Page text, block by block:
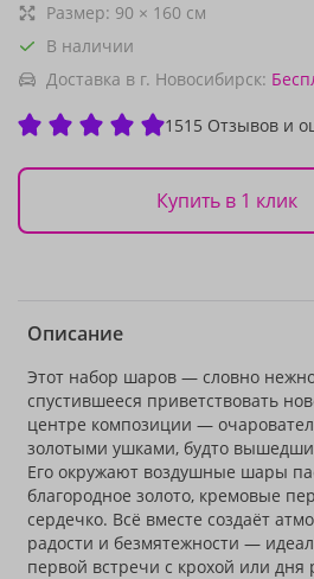
Размер: 90 × 160 см
В наличии
Доставка в г. Новосибирск:
1515 Отзывов и
Купить в 1 клик
Описание
Этот набор шаров — словно
спустившееся приветствовать
центре композиции —
золотыми ушками, будто
Его окружают воздушные шары
благородное золото, кремовые
сердечко. Всё вместе создаёт
радости и безмятежности —
первой встречи с крохой или дня